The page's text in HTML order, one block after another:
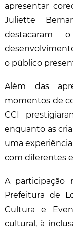
apresentar
Juliette
o público
Além das
momentos de
CCI
enquanto as
uma
com diferentes
A participação
Prefeitura de
Cultura e
cultural, à